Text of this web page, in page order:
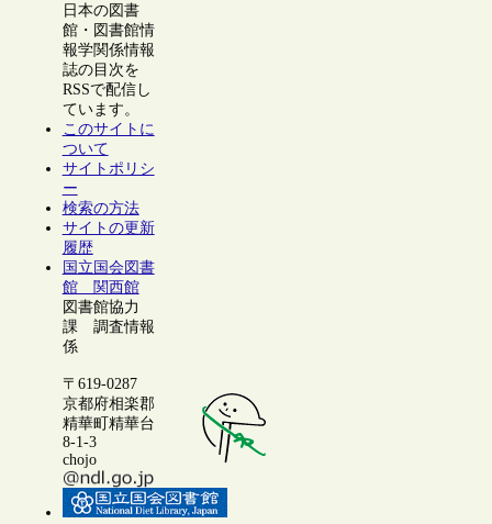
日本の図書
館・図書館情
報学関係情報
誌の目次を
RSSで配信し
ています。
このサイトに
ついて
サイトポリシ
ー
検索の方法
サイトの更新
履歴
国立国会図書
館 関西館
図書館協力
課 調査情報
係
〒619-0287
京都府相楽郡
精華町精華台
8-1-3
chojo